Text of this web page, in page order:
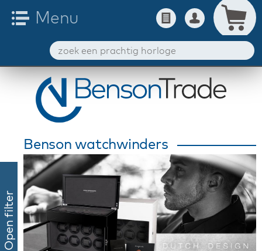
Open filter
Benson watchwinders